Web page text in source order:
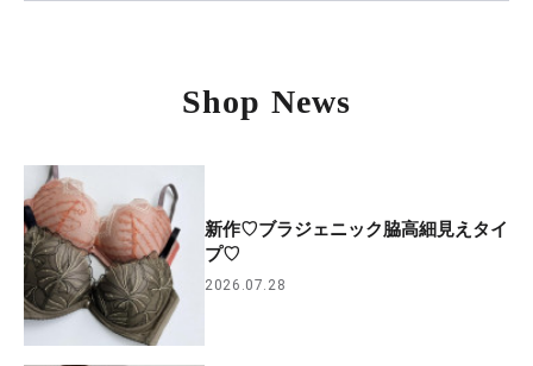
Shop News
新作♡ブラジェニック脇高細見えタイ
プ♡
2026.07.28